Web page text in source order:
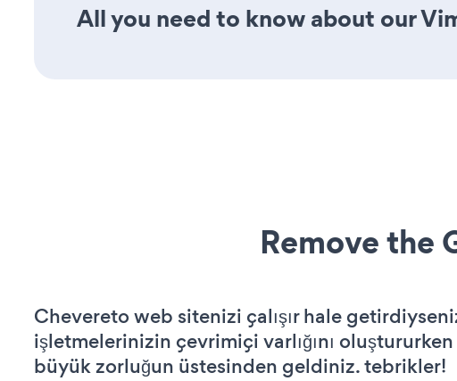
All you need to know about our
Remove the
Chevereto web sitenizi çalışır hale
işletmelerinizin çevrimiçi varlığını
büyük zorluğun üstesinden geldiniz. tebrikler!